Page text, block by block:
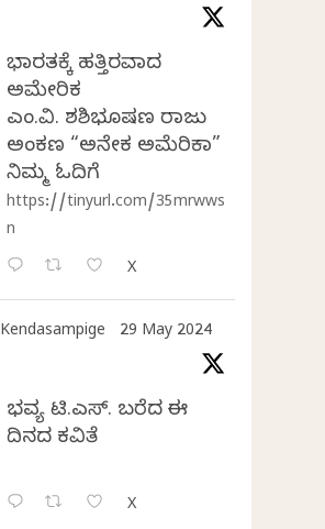
ಭಾರತಕ್ಕೆ ಹತ್ತಿರವಾದ
ಅಮೇರಿಕ
ಎಂ.ವಿ. ಶಶಿಭೂಷಣ ರಾಜು
ಅಂಕಣ “ಅನೇಕ ಅಮೆರಿಕಾ”
ನಿಮ್ಮ ಓದಿಗೆ
https://tinyurl.com/35mrwws
n
X
Kendasampige 29 May 2024
ಭವ್ಯ ಟಿ.ಎಸ್. ಬರೆದ ಈ
ದಿನದ ಕವಿತೆ
X